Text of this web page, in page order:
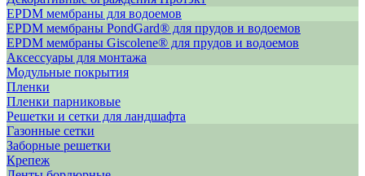
ЕРDM мембраны для водоемов
EPDM мембраны PondGard® для прудов и водоемов
EPDM мембраны Giscolene® для прудов и водоемов
Аксессуары для монтажа
Модульные покрытия
Пленки
Пленки парниковые
Решетки и сетки для ландшафта
Газонные сетки
Заборные решетки
Крепеж